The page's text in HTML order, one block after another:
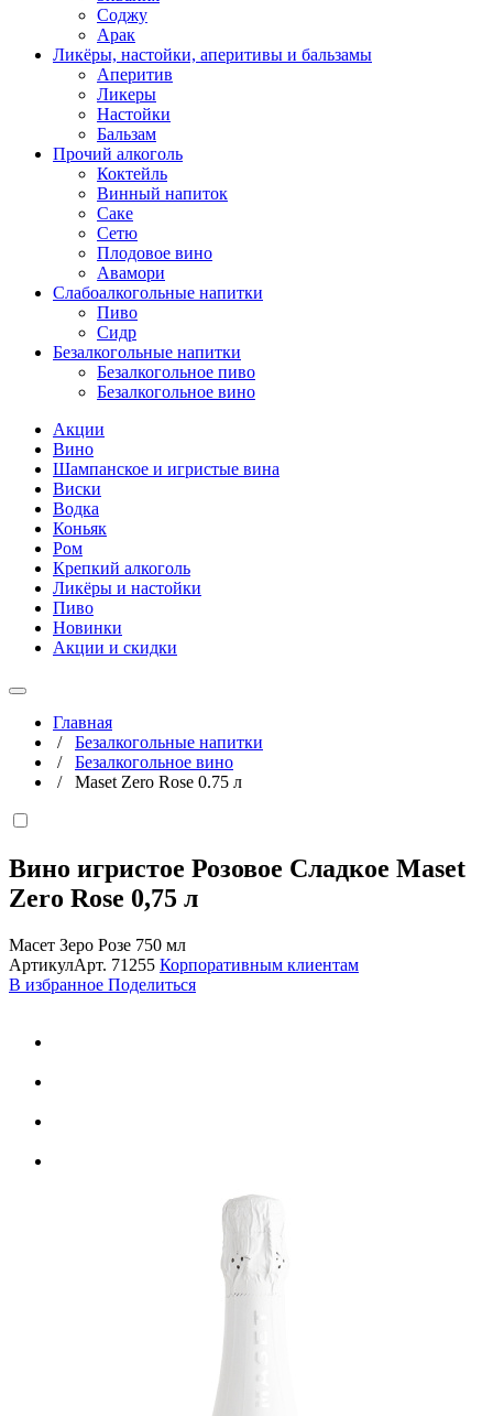
Соджу
Арак
Ликёры, настойки, аперитивы и бальзамы
Аперитив
Ликеры
Настойки
Бальзам
Прочий алкоголь
Коктейль
Винный напиток
Саке
Сетю
Плодовое вино
Авамори
Слабоалкогольные напитки
Пиво
Сидр
Безалкогольные напитки
Безалкогольное пиво
Безалкогольное вино
Акции
Вино
Шампанское и игристые вина
Виски
Водка
Коньяк
Ром
Крепкий алкоголь
Ликёры и настойки
Пиво
Новинки
Акции и скидки
Главная
/ Безалкогольные напитки
/ Безалкогольное вино
/ Maset Zero Rose 0.75 л
Вино игристое Розовое Сладкое Maset
Zero Rose 0,75 л
Масет Зеро Розе 750 мл
АртикулАрт. 71255 Корпоративным клиентам
В избранное Поделиться